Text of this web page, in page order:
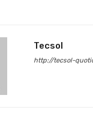
Tecsol
http://tecsol-